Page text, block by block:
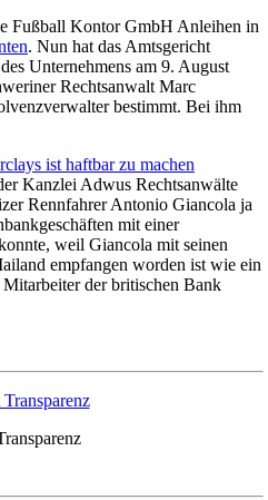
Fußball Kontor GmbH Anleihen in
. Nun hat das Amtsgericht
Unternehmens am 9. August
Rechtsanwalt Marc
bestimmt. Bei ihm
ist haftbar zu machen
Kanzlei Adwus Rechtsanwälte
Rennfahrer Antonio Giancola ja
mit einer
weil Giancola mit seinen
empfangen worden ist wie ein
Mitarbeiter der britischen Bank